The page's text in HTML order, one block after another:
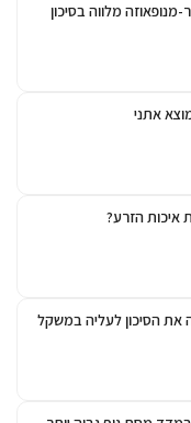
מנופאוזה מלווה בסיכון
אתני
איכות הזרע?
את הסיכון לעליה במשקל